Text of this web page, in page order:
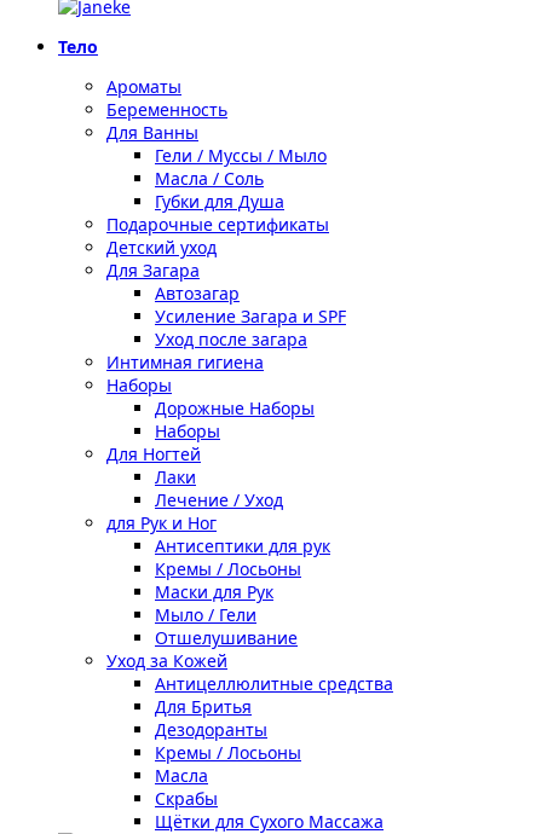
Тело
Ароматы
Беременность
Для Ванны
Гели / Муссы / Мыло
Масла / Соль
Губки для Душа
Подарочные сертификаты
Детский уход
Для Загара
Автозагар
Усиление Загара и SPF
Уход после загара
Интимная гигиена
Наборы
Дорожные Наборы
Наборы
Для Ногтей
Лаки
Лечение / Уход
для Рук и Ног
Антисептики для рук
Кремы / Лосьоны
Маски для Рук
Мыло / Гели
Отшелушивание
Уход за Кожей
Антицеллюлитные средства
Для Бритья
Дезодоранты
Кремы / Лосьоны
Масла
Скрабы
Щётки для Сухого Массажа